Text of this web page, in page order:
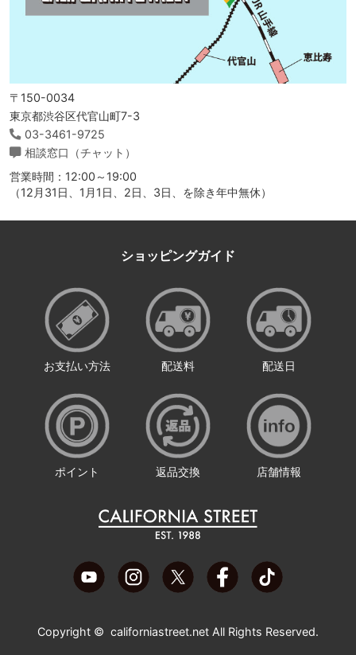
〒150-0034
東京都渋谷区代官山町7-3
03-3461-9725
相談窓口（チャット）
営業時間：12:00～19:00
（12月31日、1月1日、2日、3日、を除き年中無休）
ショッピングガイド
お支払い方法 配送料 配送日
ポイント 返品交換 店舗情報
Copyright © californiastreet.net All Rights Reserved.